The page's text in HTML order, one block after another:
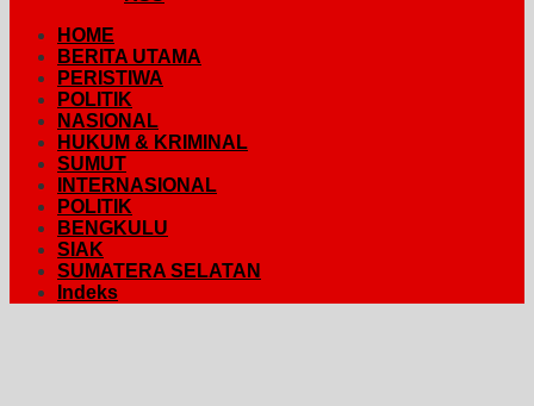
HOME
BERITA UTAMA
PERISTIWA
POLITIK
NASIONAL
HUKUM & KRIMINAL
SUMUT
INTERNASIONAL
POLITIK
BENGKULU
SIAK
SUMATERA SELATAN
Indeks